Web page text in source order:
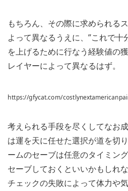
もちろん、その際に求められる
よって異なるうえに、”これで十
を上げるために行なう経験値の
レイヤーによって異なるはず。
https://gfycat.com/
考えられる手段を尽くしてなお
は運を天に任せた選択が道を切
ームのセーブは任意のタイミン
セーブしておくといいかもしれ
チェックの失敗によって体力や